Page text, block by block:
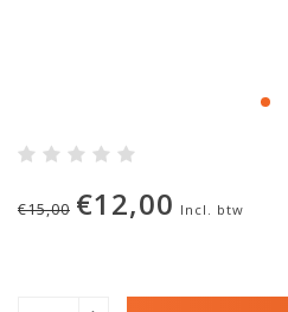
€15,00 €12,00 Incl. btw